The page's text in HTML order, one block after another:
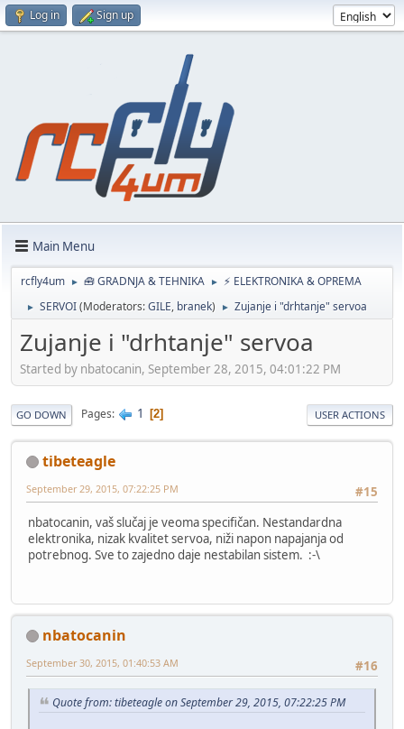
Log in Sign up
Main Menu
rcfly4um ► 🧰 GRADNJA & TEHNIKA ► ⚡ ELEKTRONIKA & OPREMA
► SERVOI(Moderators:GILE, branek) ► Zujanje i "drhtanje" servoa
Zujanje i "drhtanje" servoa
Started by nbatocanin, September 28, 2015, 04:01:22 PM
GO DOWN Pages 1 2 USER ACTIONS
tibeteagle
#15
September 29, 2015, 07:22:25 PM
nbatocanin, vaš slučaj je veoma specifičan. Nestandardna
elektronika, nizak kvalitet servoa, niži napon napajanja od
potrebnog. Sve to zajedno daje nestabilan sistem. :-\
nbatocanin
#16
September 30, 2015, 01:40:53 AM
Quote from: tibeteagle on September 29, 2015, 07:22:25 PM